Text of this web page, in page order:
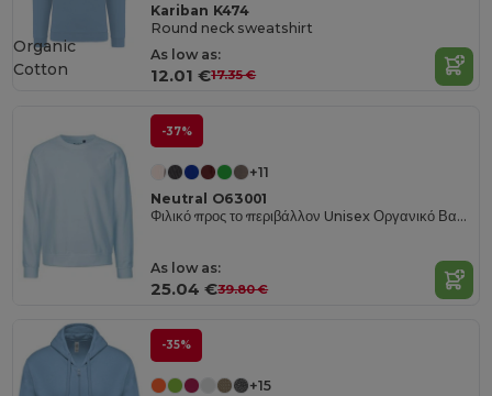
Kariban K474
Round neck sweatshirt
As low as:
12.01 €17.35 €
Organic
Cotton
-37%
+11
Neutral O63001
Φιλικό προς το περιβάλλον Unisex Οργανικό Βαμβακερό Φούτερ
As low as:
25.04 €39.80 €
-35%
+15